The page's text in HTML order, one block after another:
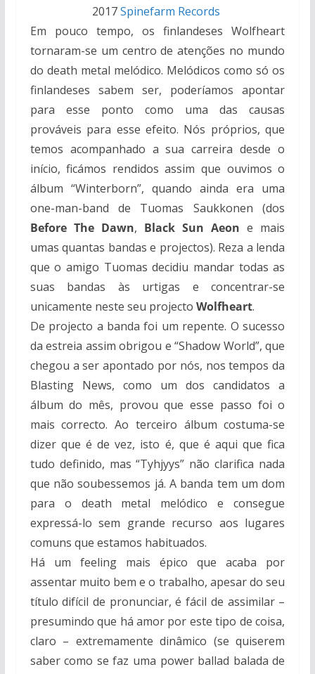
2017Spinefarm Records
Em pouco tempo, os finlandeses Wolfheart
tornaram-se um centro de atenções no mundo
do death metal melódico. Melódicos como só os
finlandeses sabem ser, poderíamos apontar
para esse ponto como uma das causas
prováveis para esse efeito. Nós próprios, que
temos acompanhado a sua carreira desde o
início, ficámos rendidos assim que ouvimos o
álbum “Winterborn”, quando ainda era uma
one-man-band de Tuomas Saukkonen (dos
Before The Dawn, Black Sun Aeon e mais
umas quantas bandas e projectos). Reza a lenda
que o amigo Tuomas decidiu mandar todas as
suas bandas às urtigas e concentrar-se
unicamente neste seu projecto Wolfheart.
De projecto a banda foi um repente. O sucesso
da estreia assim obrigou e “Shadow World”, que
chegou a ser apontado por nós, nos tempos da
Blasting News, como um dos candidatos a
álbum do mês, provou que esse passo foi o
mais correcto. Ao terceiro álbum costuma-se
dizer que é de vez, isto é, que é aqui que fica
tudo definido, mas “Tyhjyys” não clarifica nada
que não soubessemos já. A banda tem um dom
para o death metal melódico e consegue
expressá-lo sem grande recurso aos lugares
comuns que estamos habituados.
Há um feeling mais épico que acaba por
assentar muito bem e o trabalho, apesar do seu
título difícil de pronunciar, é fácil de assimilar –
presumindo que há amor por este tipo de coisa,
claro – extremamente dinâmico (se quiserem
saber como se faz uma power ballad balada de